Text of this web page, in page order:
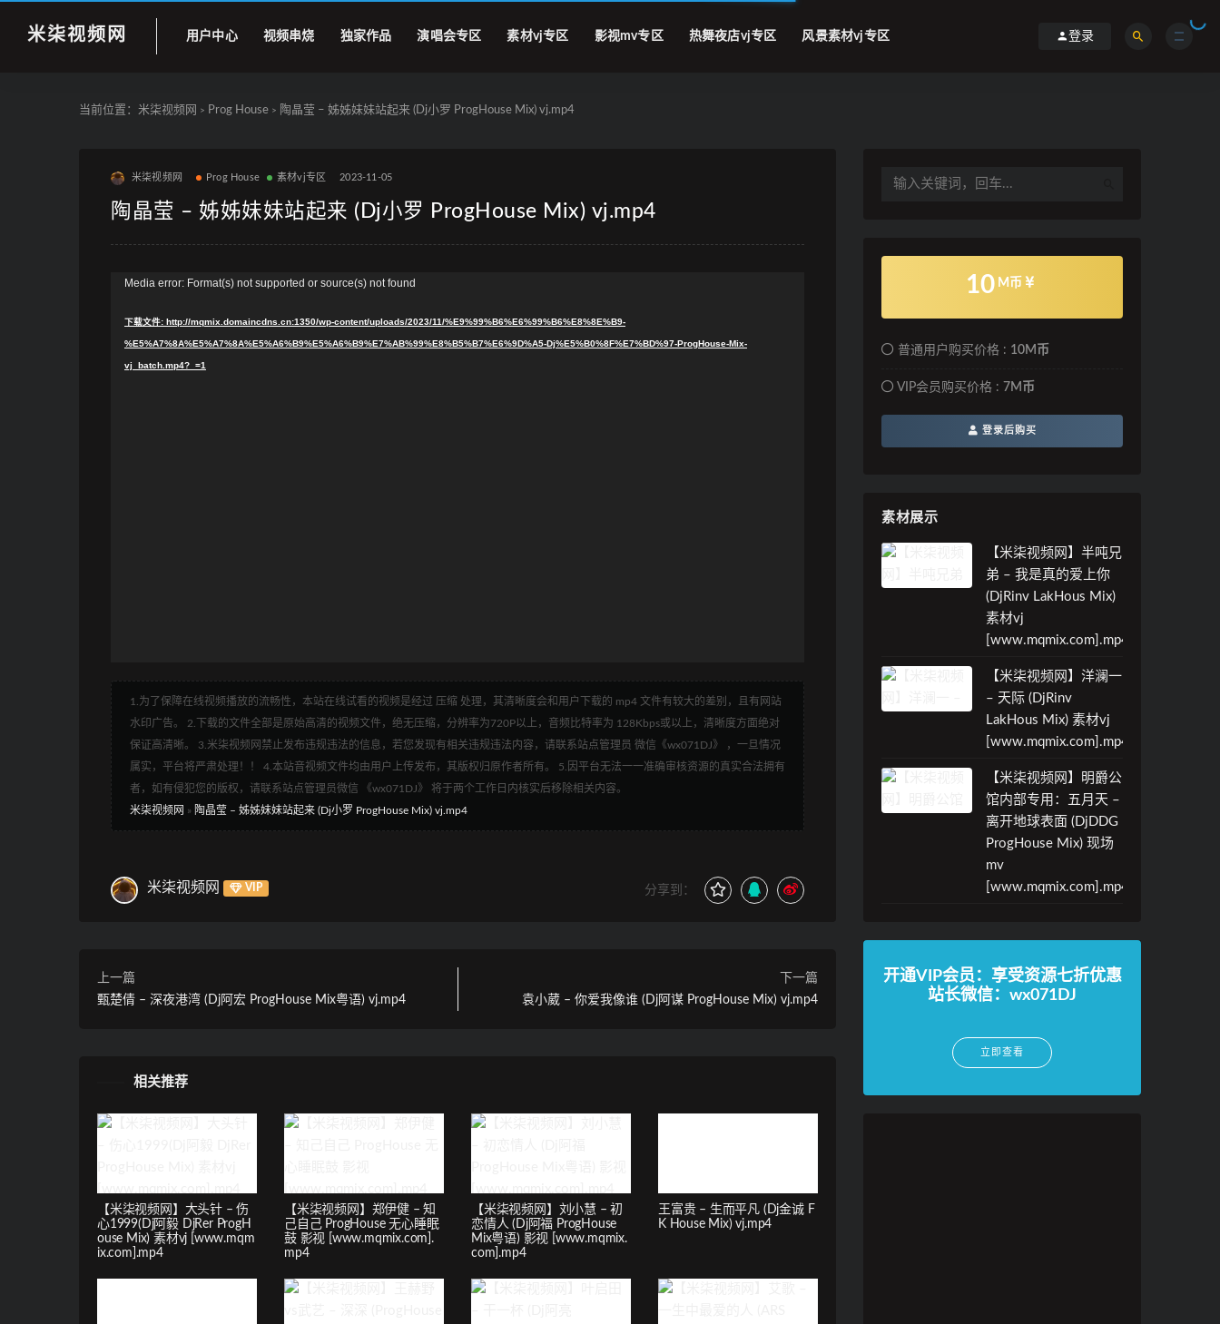
米柒视频网 用户中心 视频串烧 独家作品 演唱会专区 素材vj专区 影视mv专区 热舞夜店vj专区 风景素材vj专区 登录
当前位置： 米柒视频网 > Prog House > 陶晶莹 – 姊姊妹妹站起来 (Dj小罗 ProgHouse Mix) vj.mp4
米柒视频网 Prog House 素材vj专区 2023-11-05
陶晶莹 – 姊姊妹妹站起来 (Dj小罗 ProgHouse Mix) vj.mp4
Media error: Format(s) not supported or source(s) not found
下载文件: http://mqmix.domaincdns.cn:1350/wp-content/uploads/2023/11/%E9%99%B6%E6%99%B6%E8%8E%B9-
%E5%A7%8A%E5%A7%8A%E5%A6%B9%E5%A6%B9%E7%AB%99%E8%B5%B7%E6%9D%A5-Dj%E5%B0%8F%E7%BD%97-ProgHouse-Mix-
vj_batch.mp4?_=1
1.为了保障在线视频播放的流畅性，本站在线试看的视频是经过 压缩 处理，其清晰度会和用户下载的 mp4 文件有较大的差别，且有网站
水印广告。 2.下载的文件全部是原始高清的视频文件，绝无压缩，分辨率为720P以上，音频比特率为 128Kbps或以上，清晰度方面绝对
保证高清晰。 3.米柒视频网禁止发布违规违法的信息，若您发现有相关违规违法内容，请联系站点管理员 微信《wx071DJ》 ，一旦情况
属实，平台将严肃处理！！ 4.本站音视频文件均由用户上传发布，其版权归原作者所有。 5.因平台无法一一准确审核资源的真实合法拥有
者，如有侵犯您的版权，请联系站点管理员微信 《wx071DJ》 将于两个工作日内核实后移除相关内容。
米柒视频网 » 陶晶莹 – 姊姊妹妹站起来 (Dj小罗 ProgHouse Mix) vj.mp4
米柒视频网 VIP 分享到：
上一篇
甄楚倩 – 深夜港湾 (Dj阿宏 ProgHouse Mix粤语) vj.mp4
下一篇
袁小葳 – 你爱我像谁 (Dj阿谋 ProgHouse Mix) vj.mp4
相关推荐
【米柒视频网】大头针 – 伤
心1999(Dj阿毅 DjRer ProgH
ouse Mix) 素材vj [www.mqm
ix.com].mp4
【米柒视频网】郑伊健 – 知
己自己 ProgHouse 无心睡眠
鼓 影视 [www.mqmix.com].
mp4
【米柒视频网】刘小慧 – 初
恋情人 (Dj阿福 ProgHouse
Mix粤语) 影视 [www.mqmix.
com].mp4
王富贵 – 生而平凡 (Dj金诚 F
K House Mix) vj.mp4
10 M币
普通用户购买价格 : 10M币
VIP会员购买价格 : 7M币
登录后购买
素材展示
【米柒视频网】半吨兄
弟 – 我是真的爱上你
(DjRinv LakHous Mix)
素材vj
[www.mqmix.com].mp4
【米柒视频网】洋澜一
– 天际 (DjRinv
LakHous Mix) 素材vj
[www.mqmix.com].mp4
【米柒视频网】明爵公
馆内部专用：五月天 –
离开地球表面 (DjDDG
ProgHouse Mix) 现场
mv
[www.mqmix.com].mp4
开通VIP会员：享受资源七折优惠
站长微信：wx071DJ
立即查看